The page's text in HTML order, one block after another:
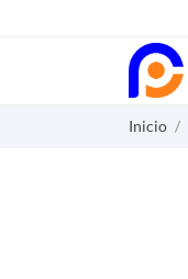
Inicio